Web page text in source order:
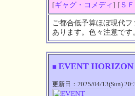
[ギャグ・コメディ] [Ｓ
ご都合低予算ほぼ現代
あります。色々注意で
■ EVENT HORIZON
更新日：2025/04/13(Sun)